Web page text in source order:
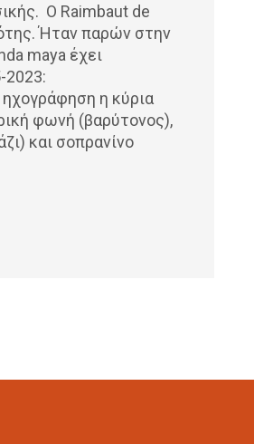
Ο Raimbaut de
Ήταν παρών στην
maya έχει
2023:
η κύρια
φωνή (βαρύτονος),
και σοπρανίνο